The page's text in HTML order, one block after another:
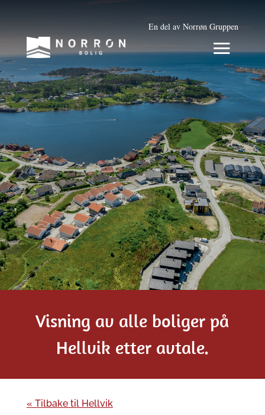
En del av Norrøn Gruppen
Visning av alle boliger på
Hellvik etter avtale.
« Tilbake til Hellvik